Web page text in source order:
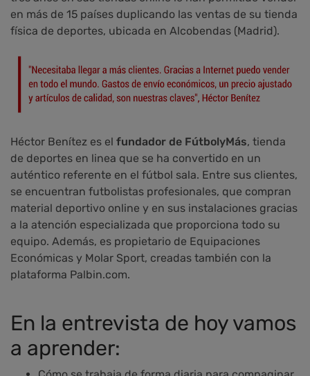
en más de 15 países duplicando las ventas de su tienda
física de deportes, ubicada en Alcobendas (Madrid).
Héctor Benítez es el fundador de FútbolyMás, tienda
de deportes en linea que se ha convertido en un
auténtico referente en el fútbol sala. Entre sus clientes,
se encuentran futbolistas profesionales, que compran
material deportivo online y en sus instalaciones gracias
a la atención especializada que proporciona todo su
equipo. Además, es propietario de Equipaciones
Económicas y Molar Sport, creadas también con la
plataforma Palbin.com.
En la entrevista de hoy vamos
a aprender: